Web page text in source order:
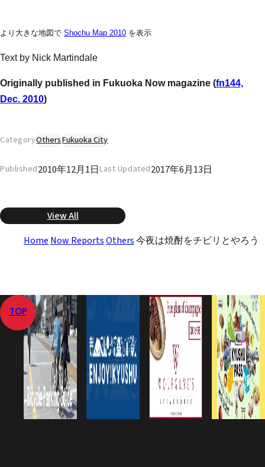
より大きな地図で Shochu Map 2010 を表示
Text by Nick Martindale
Originally published in Fukuoka Now magazine (fn144,
Dec. 2010)
CategoryOthersFukuoka City
Published2010年12月1日Last Updated2017年6月13日
View All
Home Now ReportsOthers今夜は焼酎をチビリとやろう
TOP